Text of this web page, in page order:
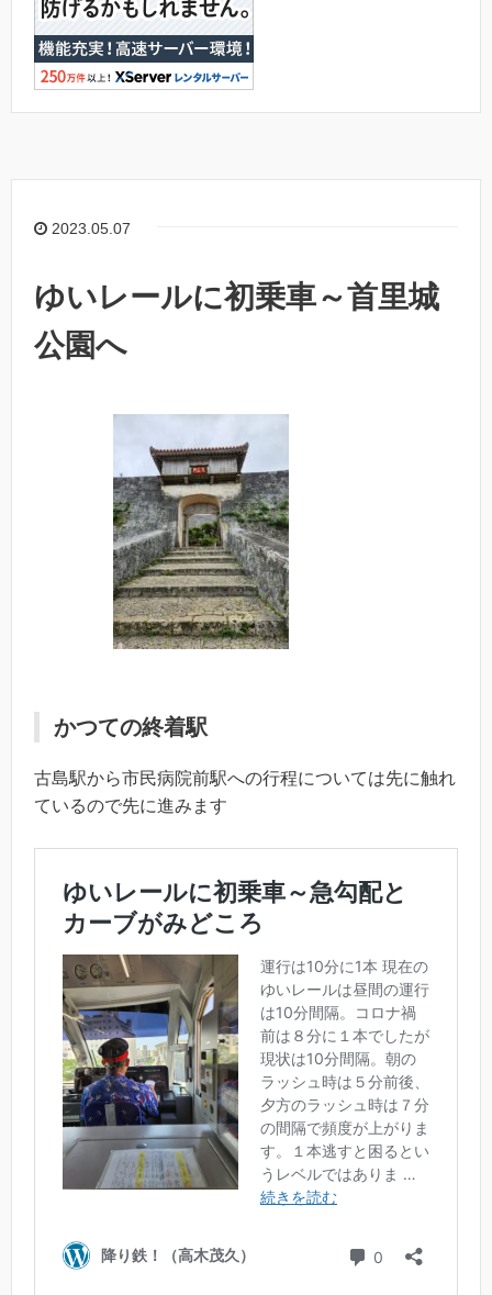
2023.05.07
ゆいレールに初乗車～首里城
公園へ
かつての終着駅
古島駅から市民病院前駅への行程については先に触れ
ているので先に進みます